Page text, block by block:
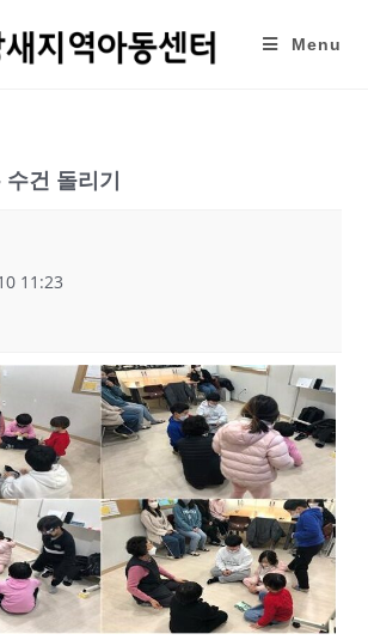
Menu
건 돌리기
11:23